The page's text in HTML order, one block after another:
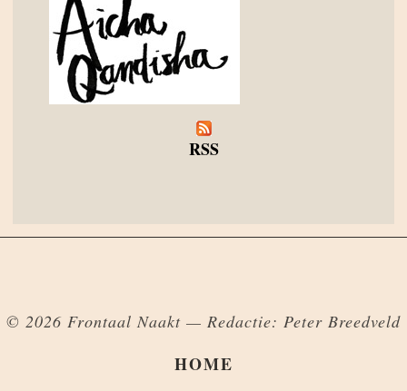
RSS
© 2026 Frontaal Naakt — Redactie: Peter Breedveld
HOME